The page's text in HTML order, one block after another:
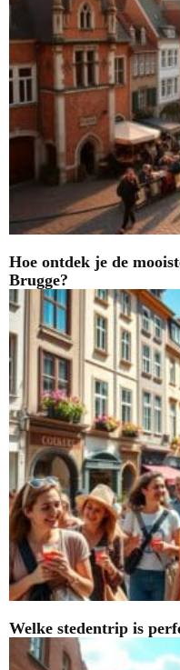
Hoe ontdek je de
Brugge?
Welke stedentrip is